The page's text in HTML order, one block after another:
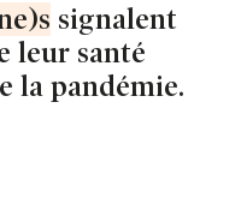
signalent
leur santé
la pandémie.